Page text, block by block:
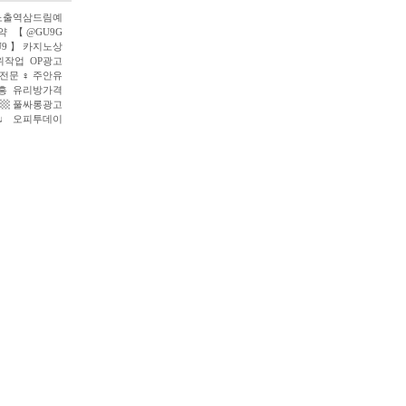
역삼드림예
【 @GU9G
】 카지노상
작업 OP광고
문 ♀ 주안유
유리방가격
풀싸롱광고
오피투데이